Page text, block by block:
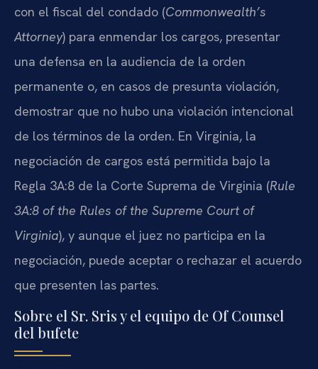
con el fiscal del condado (Commonwealth’s
Attorney) para enmendar los cargos, presentar
una defensa en la audiencia de la orden
permanente o, en casos de presunta violación,
demostrar que no hubo una violación intencional
de los términos de la orden. En Virginia, la
negociación de cargos está permitida bajo la
Regla 3A:8 de la Corte Suprema de Virginia (Rule
3A:8 of the Rules of the Supreme Court of
Virginia), y aunque el juez no participa en la
negociación, puede aceptar o rechazar el acuerdo
que presenten las partes.
Sobre el Sr. Sris y el equipo de Of Counsel
del bufete